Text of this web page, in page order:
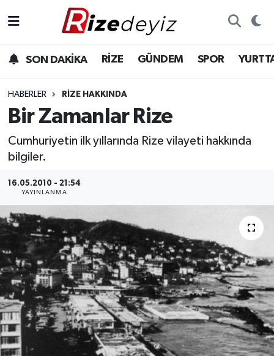
SON DAKİKA RİZE GÜNDEM SPOR
HABERLER RIZE HAKKINDA
Bir Zamanlar Rize
Cumhuriyetin ilk yıllarında Rize vilayeti hakkında
bilgiler.
16.05.2010 - 21:54
YAYINLANMA
Gündem
Yurttan Haberler
Ekonomi
Rize Hava Durumu
Rize Trafik Yoğunluk Haritası
Süper Lig Puan Durumu ve Fikstür
Haber Arşivi